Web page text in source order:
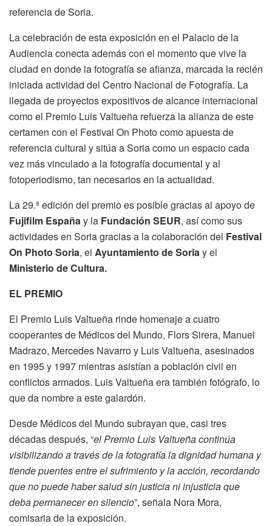
referencia de Soria.
La celebración de esta exposición en el Palacio de la
Audiencia conecta además con el momento que vive la
ciudad en donde la fotografía se afianza, marcada la recién
iniciada actividad del Centro Nacional de Fotografía. La
llegada de proyectos expositivos de alcance internacional
como el Premio Luis Valtueña refuerza la alianza de este
certamen con el Festival On Photo como apuesta de
referencia cultural y sitúa a Soria como un espacio cada
vez más vinculado a la fotografía documental y al
fotoperiodismo, tan necesarios en la actualidad.
La 29.ª edición del premio es posible gracias al apoyo de
Fujifilm Españay la Fundación SEUR, así como sus
actividades en Soria gracias a la colaboración del Festival
On Photo Soria, el Ayuntamiento de Soriay el
Ministerio de Cultura.
EL PREMIO
El Premio Luis Valtueña rinde homenaje a cuatro
cooperantes de Médicos del Mundo, Flors Sirera, Manuel
Madrazo, Mercedes Navarro y Luis Valtueña, asesinados
en 1995 y 1997 mientras asistían a población civil en
conflictos armados. Luis Valtueña era también fotógrafo, lo
que da nombre a este galardón.
Desde Médicos del Mundo subrayan que, casi tres
décadas después, “el Premio Luis Valtueña continúa
visibilizando a través de la fotografía la dignidad humana y
tiende puentes entre el sufrimiento y la acción, recordando
que no puede haber salud sin justicia ni injusticia que
deba permanecer en silencio”, señala Nora Mora,
comisaria de la exposición.